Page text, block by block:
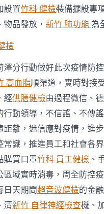
設置竹科 健檢裝備擺設專
物品發放， 新竹 肺功能為
檢
澤分行動做好此次疫情防
高血脂順渠道，實時對接
經供膳健檢由過程微信、
行動領導，不信謠、不傳
距離，迷信應對疫情，進
常識，推進員工和社會各
購買口罩竹科 員工健檢 、
區域實時消毒，周全防控
日天期間超音波健檢的金
清新竹 自律神經檢查機、